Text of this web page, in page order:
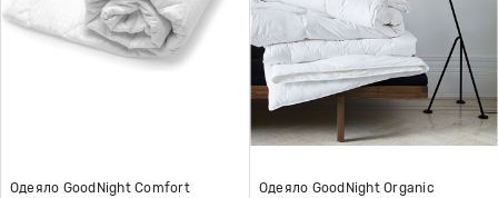
Одеяло GoodNight Comfort
Одеяло GoodNight Organic